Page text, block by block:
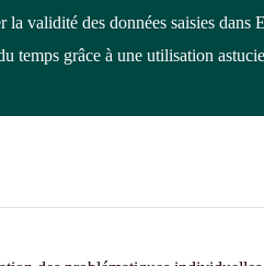
la validité des données saisies dans
temps grâce à une utilisation